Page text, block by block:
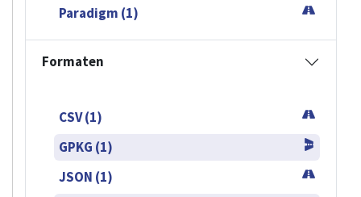
Paradigm (1)
Formaten
CSV (1)
GPKG (1)
JSON (1)